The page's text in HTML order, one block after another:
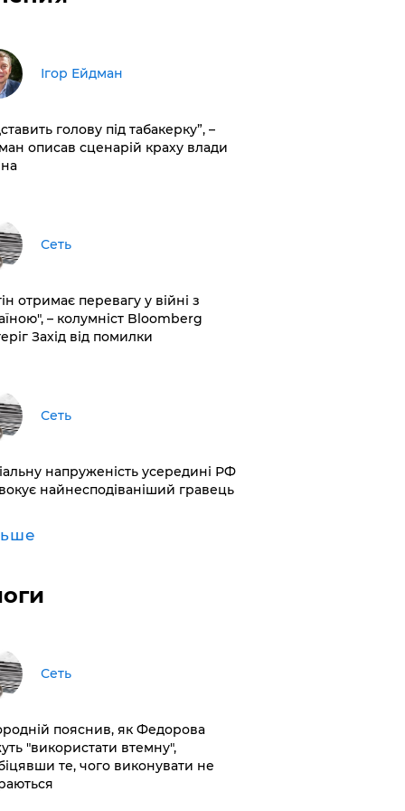
Ігор Ейдман
голову під табакерку”, –
описав сценарій краху влади
Сеть
отримає перевагу у війні з
– колумніст Bloomberg
Захід від помилки
Сеть
напруженість усередині РФ
найнесподіваніший гравець
Сеть
пояснив, як Федорова
"використати втемну",
те, чого виконувати не